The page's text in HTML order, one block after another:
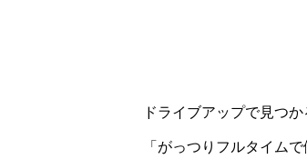
ドライブアップで見つ
「がっつりフルタイム